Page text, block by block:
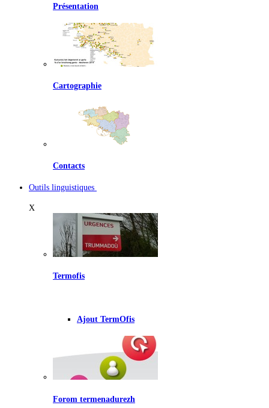
Présentation
Cartographie
Contacts
Outils linguistiques
X
Termofis
Ajout TermOfis
Forom termenadurezh